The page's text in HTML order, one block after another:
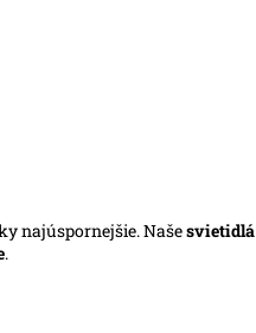
najúspornejšie. Našesvietidlá
.